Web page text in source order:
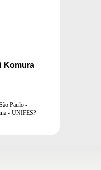
Komura
Paulo -
- UNIFESP